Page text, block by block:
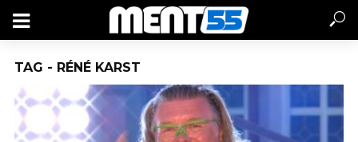
TAG - RÉNÉ KARST